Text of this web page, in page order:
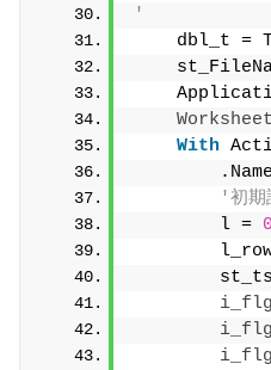
'
dbl_t =
With
'初期
        l =
0
i_flg
i_flg
i_flg